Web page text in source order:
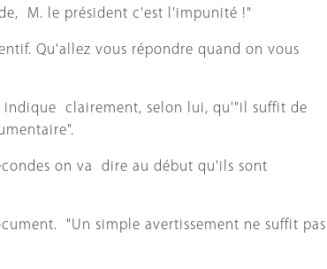
M. le président c'est l'impunité !"
Qu'allez vous répondre quand on vous
indique clairement, selon lui, qu'"il suffit de
on va dire au début qu'ils sont
"Un simple avertissement ne suffit pas